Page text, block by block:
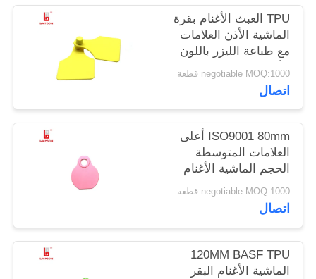
PRIVACY
POLICY
TPU العبث الأغنام بقرة
الماشية الأذن العلامات
مع طباعة الليزر باللون
الأصفر
negotiable MOQ:1000 قطعة
اتصال
ISO9001 80mm أعلى
العلامات المتوسطة
الحجم الماشية الأغنام
الرقبة مع عدد الطباعة
بالليزر
negotiable MOQ:1000 قطعة
اتصال
120MM BASF TPU
الماشية الأغنام البقر